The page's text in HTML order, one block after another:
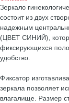
Зеркало
состоит из двух
надежным
(ЦВЕТ СИНИЙ),
фиксирующихся
удобство.
Фиксатор
зеркала позволяет
влагалище. Размер